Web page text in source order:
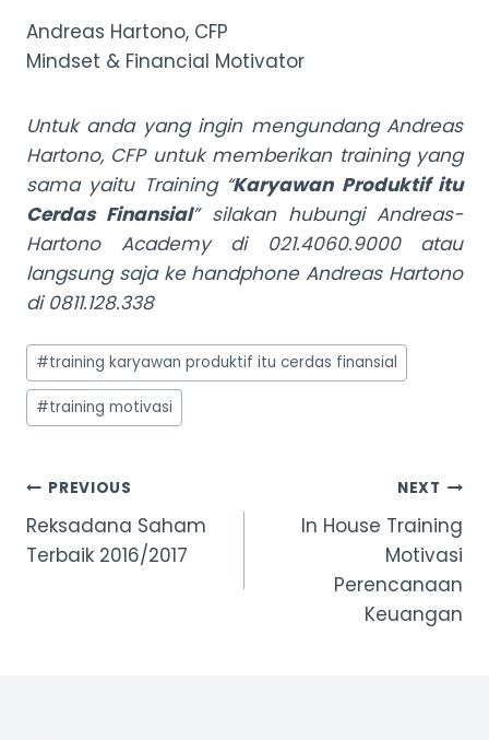
Andreas Hartono, CFP
Mindset & Financial Motivator
Untuk anda yang ingin mengundang Andreas
Hartono, CFP untuk memberikan training yang
sama yaitu Training “Karyawan Produktif itu
Cerdas Finansial” silakan hubungi Andreas-
Hartono Academy di 021.4060.9000 atau
langsung saja ke handphone Andreas Hartono
di 0811.128.338
Post
Tags:
#training karyawan produktif itu cerdas finansial
#training motivasi
Post
navigation
PREVIOUS
Reksadana Saham
Terbaik 2016/2017
NEXT
In House Training
Motivasi
Perencanaan
Keuangan